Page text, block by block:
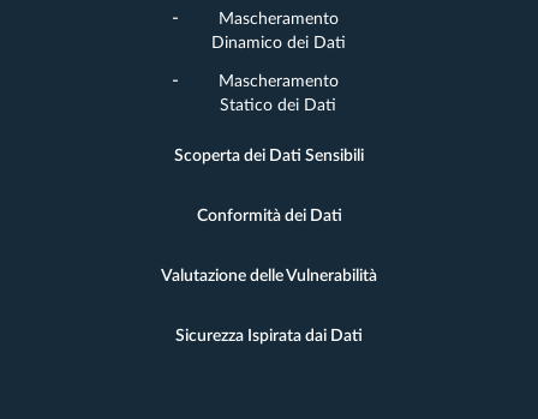
Mascheramento
Dinamico dei Dati
Mascheramento
Statico dei Dati
Scoperta dei Dati Sensibili
Conformità dei Dati
Valutazione delle Vulnerabilità
Sicurezza Ispirata dai Dati